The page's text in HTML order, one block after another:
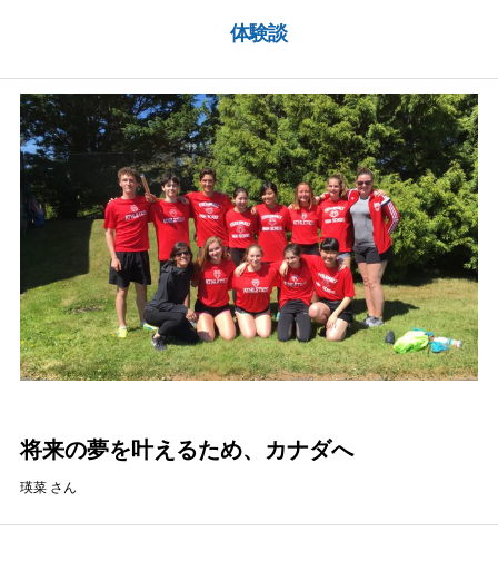
体験談
将来の夢を叶えるため、カナダへ
瑛菜 さん